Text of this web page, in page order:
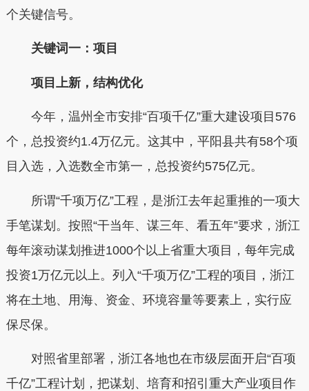
个关键信号。
关键词一：项目
项目上新，结构优化
今年，温州全市安排“百项千亿”重大建设项目576
个，总投资约1.4万亿元。这其中，平阳县共有58个项
目入选，入选数全市第一，总投资约575亿元。
所谓“千项万亿”工程，是浙江去年起重推的一项大
手笔谋划。按照“干当年、谋三年、看五年”要求，浙江
每年滚动谋划推进1000个以上省重大项目，每年完成
投资1万亿元以上。列入“千项万亿”工程的项目，浙江
将在土地、用海、资金、环境容量等要素上，实行应
保尽保。
对照省里部署，浙江各地也在市级层面开启“百项
千亿”工程计划，把谋划、培育和招引重大产业项目作